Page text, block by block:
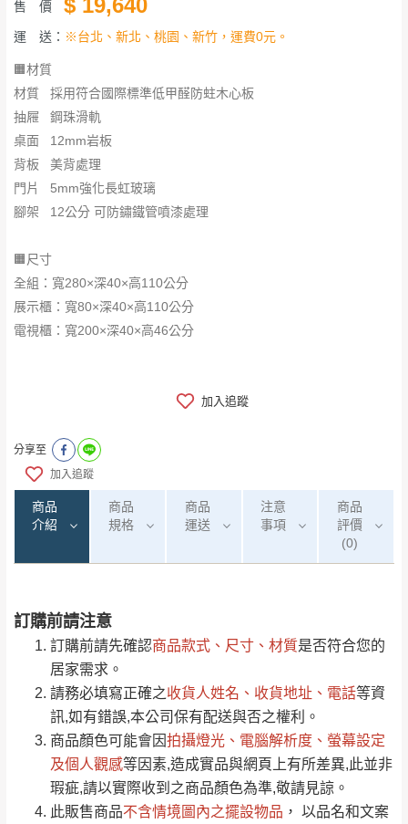
售 價
運 送： ※台北、新北、桃園、新竹，運費0元。
🟧材質
材質 採用符合國際標準低甲醛防蛀木心板
抽屜 鋼珠滑軌
桌面 12mm岩板
背板 美背處理
門片 5mm強化長虹玻璃
腳架 12公分 可防鏽鐵管噴漆處理
🟧尺寸
全組：寬280×深40×高110公分
展示櫃：寬80×深40×高110公分
電視櫃：寬200×深40×高46公分
加入追蹤
分享至
加入追蹤
商品
介紹
商品
規格
商品
運送
注意
事項
商品
評價
(0)
訂購前請注意
訂購前請先確認商品款式、尺寸、材質是否符合您的
居家需求。
請務必填寫正確之收貨人姓名、收貨地址、電話等資
訊,如有錯誤,本公司保有配送與否之權利。
商品顏色可能會因拍攝燈光、電腦解析度、螢幕設定
及個人觀感等因素,造成實品與網頁上有所差異,此並非
瑕疵,請以實際收到之商品顏色為準,敬請見諒。
此販售商品不含情境圖內之擺設物品 ， 以品名和文案
運 費 說 明
運送地區 運送費用
偏遠地區
（請先線上詢問 LINE
→@dershin ）
桃園 復興鄉
注意事項：
由於品項繁多，網頁無法及時更新，如有需
要購買商品，請於出發前來電或到「官方
Line客服」來信確認商品是否有「現貨」與
「金額」。
若商品價格或庫存有異常，商家有權取消訂
單。部分網路商品恕無法更改原設計或客製，敬請
見諒！
0/5 (0)筆
全部 依評論高至低排列
依評論低至高排列 只顯示附上圖片
只顯示附上評論